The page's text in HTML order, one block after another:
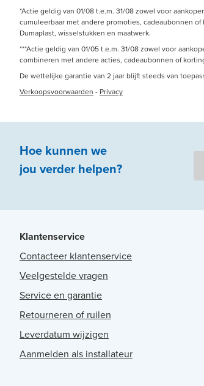
*Actie geldig van 01/08 t.e.m. 31/08 zowel voor
cumuleerbaar met andere promoties, cadeaubonnen
Dumaplast, wisselstukken en maatwerk.
***Actie geldig van 01/05 t.e.m. 31/08 zowel voor
combineren met andere acties, cadeaubonnen of
De wettelijke garantie van 2 jaar blijft steeds van
Verkoopsvoorwaarden - Privacy
Hoe kunnen we
jou verder helpen?
Klantenservice
Contacteer klantenservice
Veelgestelde vragen
Service en garantie
Retourneren of ruilen
Leverdatum wijzigen
Aanmelden als installateur